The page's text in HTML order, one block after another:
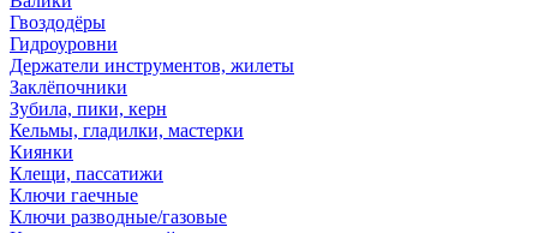
Гвоздодёры
Гидроуровни
Держатели инструментов, жилеты
Заклёпочники
Зубила, пики, керн
Кельмы, гладилки, мастерки
Киянки
Клещи, пассатижи
Ключи гаечные
Ключи разводные/газовые